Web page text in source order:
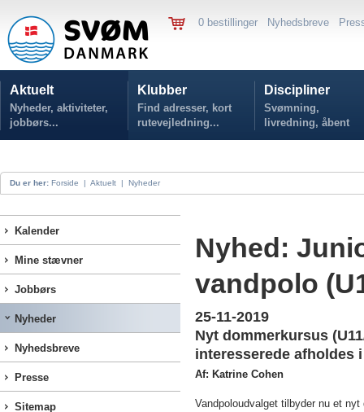
0 bestillinger Nyhedsbreve
Aktuelt
Nyheder, aktiviteter,
jobbørs...
Klubber
Find adresser, kort
rutevejledning...
Discipliner
Svømning,
livredning, åbent
vand...
Du er her: Forside | Aktuelt | Nyheder
Kalender
Mine stævner
Jobbørs
Nyheder
Nyhedsbreve
Presse
Sitemap
Nyhed:
vandpolo
25-11-2019
Nyt dommerkursus
interesserede afholdes
Af: Katrine Cohen
Vandpoloudvalget tilbyder nu et